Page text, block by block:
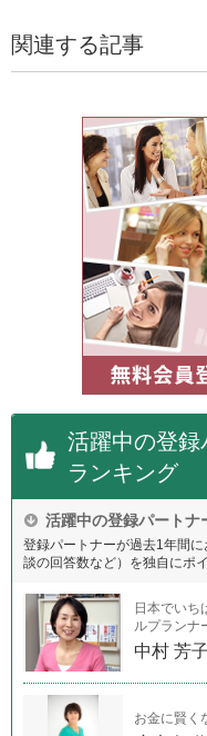
関連する記事
活躍中の登録
ランキング
活躍中の登録パートナ
登録パートナーが過去1年間
談の回答数など）を独自にポ
日本でいち
ルプラン
中村 芳子
お金に賢